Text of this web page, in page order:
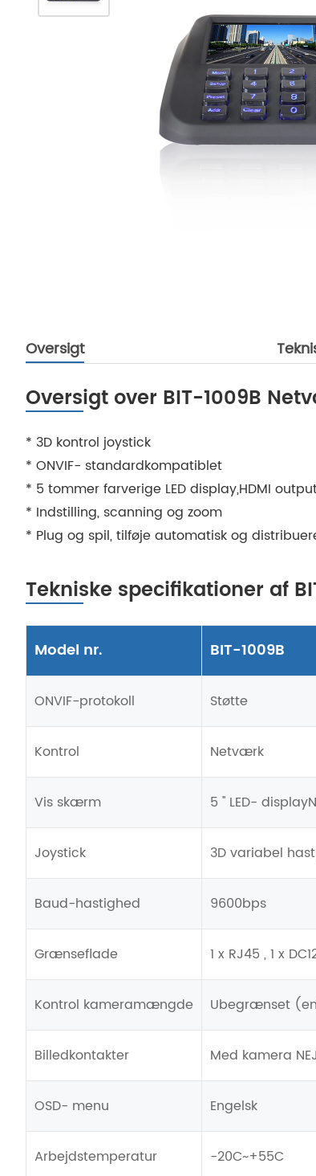
Oversigt
Oversigt over BIT-1009B
* 3D kontrol joystick
* ONVIF- standardkompatiblet
* 5 tommer farverige LED display,HDMI
* Indstilling, scanning og zoom
* Plug og spil, tilføje automatisk og
Tekniske specifikationer af
Model nr. BIT-1009B
ONVIF-protokoll Støtte
Kontrol Netværk
Vis skærm 5 '' LED-
Joystick 3D variabel
Baud-hastighed 9600bps
Grænseflade 1 x RJ45 , 1 x
Kontrol kameramængde Ubegrænset
Billedkontakter Med kamera
OSD- menu Engelsk
Arbejdstemperatur -20C~+55C